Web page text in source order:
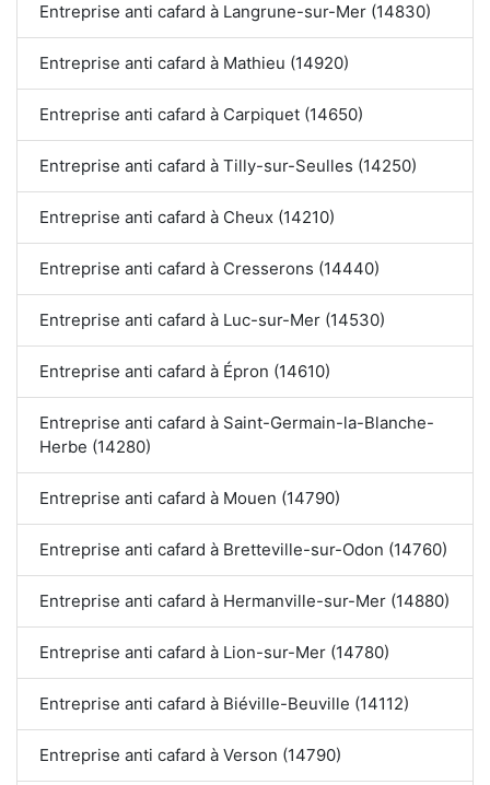
Entreprise anti cafard à Langrune-sur-Mer (14830)
Entreprise anti cafard à Mathieu (14920)
Entreprise anti cafard à Carpiquet (14650)
Entreprise anti cafard à Tilly-sur-Seulles (14250)
Entreprise anti cafard à Cheux (14210)
Entreprise anti cafard à Cresserons (14440)
Entreprise anti cafard à Luc-sur-Mer (14530)
Entreprise anti cafard à Épron (14610)
Entreprise anti cafard à Saint-Germain-la-Blanche-
Herbe (14280)
Entreprise anti cafard à Mouen (14790)
Entreprise anti cafard à Bretteville-sur-Odon (14760)
Entreprise anti cafard à Hermanville-sur-Mer (14880)
Entreprise anti cafard à Lion-sur-Mer (14780)
Entreprise anti cafard à Biéville-Beuville (14112)
Entreprise anti cafard à Verson (14790)